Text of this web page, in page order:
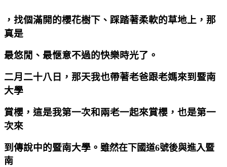
，找個滿開的櫻花樹下、踩踏著柔軟的草地上，那
真是
最悠閒、最愜意不過的快樂時光了。
二月二十八日 ，那天我也帶著老爸跟老媽來到暨南
大學
賞櫻，這是我第一次和兩老一起來賞櫻，也是第一
次來
到傳說中的暨南大學。 雖然在下國道6號後與進入暨
南